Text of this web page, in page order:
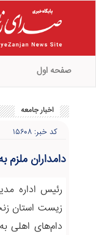
صفحه اول
اخبار جامعه
کد خبر: ۱۵۶۰۸
دامداران
رئیس اداره
زیست استان
دام‌های اهلی